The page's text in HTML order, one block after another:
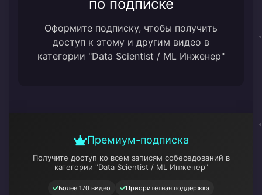
по подписке
Оформите подписку, чтобы получить
доступ к этому и другим видео в
категории "Data Scientist / ML Инженер"
Премиум-подписка
Получите доступ ко всем записям собеседований в
категории "Data Scientist / ML Инженер"
Более 170 видео Приоритетная поддержка